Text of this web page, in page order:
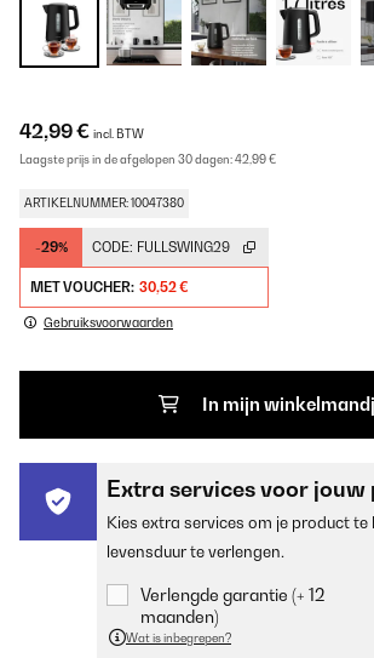
42,99 € incl. BTW
Laagste prijs in de afgelopen 30 dagen:42,99 €
ARTIKELNUMMER: 10047380
-29% CODE: FULLSWING29
MET VOUCHER: 30,52 €
Gebruiksvoorwaarden
In mijn
Extra services voor
Kies extra services om je product te
levensduur te verlengen.
Verlengde garantie (+ 12
maanden)
Wat is inbegrepen?